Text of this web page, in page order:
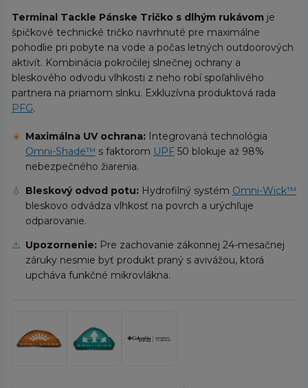
Terminal Tackle Pánske Tričko s dlhým rukávomje
špičkové technické tričko navrhnuté pre maximálne
pohodlie pri pobyte na vode a počas letných outdoorových
aktivít. Kombinácia pokročilej slnečnej ochrany a
bleskového odvodu vlhkosti z neho robí spoľahlivého
partnera na priamom slnku. Exkluzívna produktová rada
PFG.
☀️ Maximálna UV ochrana: Integrovaná technológia
Omni-Shade™ s faktorom UPF50 blokuje až 98%
nebezpečného žiarenia.
💧
Bleskový odvod potu: Hydrofilný systém Omni-Wick™
bleskovo odvádza vlhkosť na povrch a urýchľuje
odparovanie.
⚠️ Upozornenie: Pre zachovanie zákonnej 24-mesačnej
záruky nesmie byť produkt praný s avivážou, ktorá
upcháva funkčné mikrovlákna.